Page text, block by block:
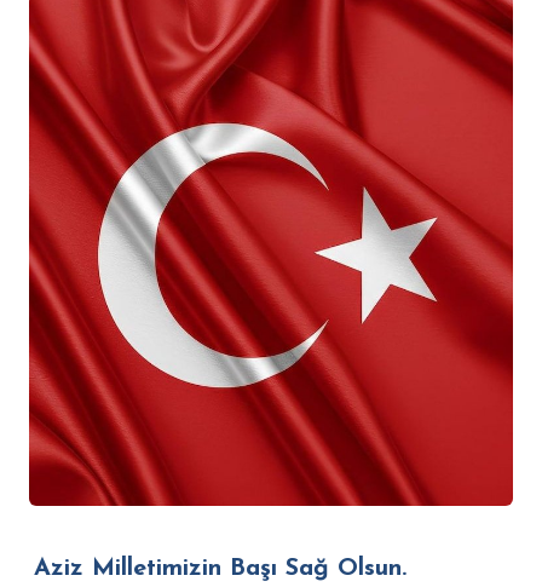
Aziz Milletimizin Başı Sağ Olsun.